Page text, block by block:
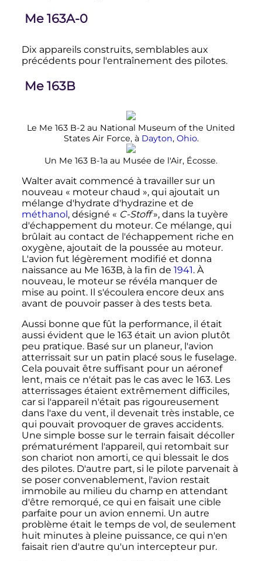
Me 163A-0
Dix appareils construits, semblables aux
précédents pour l'entraînement des pilotes.
Me 163B
Le Me 163 B-2 au National Museum of the United
States Air Force, à Dayton, Ohio.
Un Me 163 B-1a au Musée de l'Air, Écosse.
Walter avait commencé à travailler sur un
nouveau « moteur chaud », qui ajoutait un
mélange d'hydrate d'hydrazine et de
méthanol , désigné « C-Stoff », dans la tuyère
d'échappement du moteur. Ce mélange, qui
brûlait au contact de l'échappement riche en
oxygène, ajoutait de la poussée au moteur.
L'avion fut légèrement modifié et donna
naissance au Me 163B, à la fin de 1941. À
nouveau, le moteur se révéla manquer de
mise au point. Il s'écoulera encore deux ans
avant de pouvoir passer à des tests beta.
Aussi bonne que fût la performance, il était
aussi évident que le 163 était un avion plutôt
peu pratique. Basé sur un planeur, l'avion
atterrissait sur un patin placé sous le fuselage.
Cela pouvait être suffisant pour un aéronef
lent, mais ce n'était pas le cas avec le 163. Les
atterrissages étaient extrêmement difficiles,
car si l'appareil n'était pas rigoureusement
dans l'axe du vent, il devenait très instable, ce
qui pouvait provoquer de graves accidents.
Une simple bosse sur le terrain faisait décoller
prématurément l'appareil, qui retombait sur
son chariot non amorti, ce qui blessait le dos
des pilotes. D'autre part, si le pilote parvenait à
se poser convenablement, l'avion restait
immobile au milieu du champ en attendant
d'être remorqué, ce qui en faisait une cible
parfaite pour un avion ennemi. Un autre
problème était le temps de vol, de seulement
huit minutes à pleine puissance, ce qui n'en
faisait rien d'autre qu'un intercepteur pur.